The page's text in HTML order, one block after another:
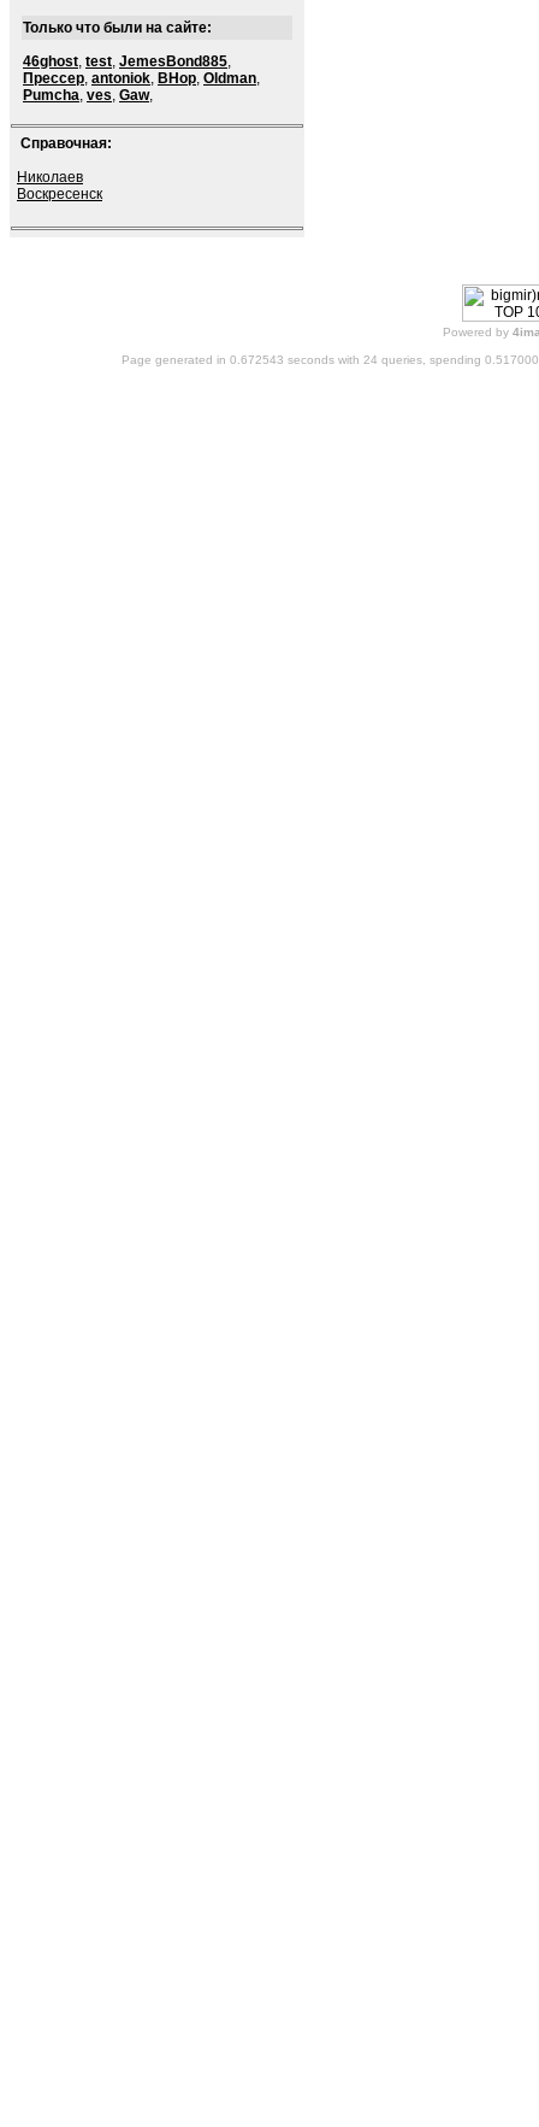
Только что были на сайте:
46ghost, test, JemesBond885,
Прессер, antoniok, BHop, Oldman,
Pumcha, ves, Gaw,
Справочная:
Николаев
Воскресенск
Powered by
Page generated in 0.672543 seconds with 24 queries, spending